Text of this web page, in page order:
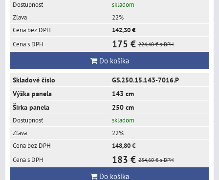
skladom
22%
142,30 €
175 € 224,40 € s DPH
Do košíka
GS.250.15.143-7016.P
143 cm
250 cm
skladom
22%
148,80 €
183 € 234,60 € s DPH
Do košíka